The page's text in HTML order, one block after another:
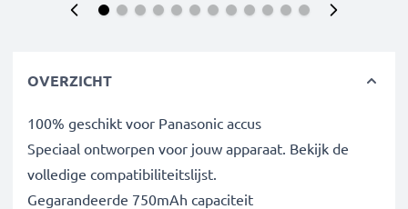
OVERZICHT
100% geschikt voor Panasonic accus
Speciaal ontworpen voor jouw apparaat. Bekijk de
volledige compatibiliteitslijst.
Gegarandeerde 750mAh capaciteit